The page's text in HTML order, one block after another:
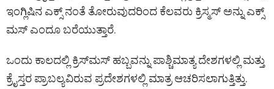
ಇಂಗ್ಲಿಷಿನ ಎಕ್ಸ್ ನಂತೆ ತೋರುವುದರಿಂದ ಕೆಲವರು ಕ್ರಿಸ್ಮಸ್ ಅನ್ನು ಎಕ್ಸ್
ಮಸ್ ಎಂದೂ ಬರೆಯುತ್ತಾರೆ.
ಒಂದು ಕಾಲದಲ್ಲಿ ಕ್ರಿಸ್‌ಮಸ್ ಹಬ್ಬವನ್ನು ಪಾಶ್ಚಿಮಾತ್ಯ ದೇಶಗಳಲ್ಲಿ ಮತ್ತು
ಕ್ರೈಸ್ತರ ಪ್ರಾಬಲ್ಯವಿರುವ ಪ್ರದೇಶಗಳಲ್ಲಿ ಮಾತ್ರ ಆಚರಿಸಲಾಗುತ್ತಿತ್ತು.